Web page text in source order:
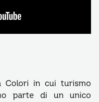
Colori in cui turismo
parte di un unico